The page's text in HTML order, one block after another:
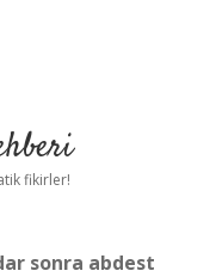
fikirler!
sonra abdest